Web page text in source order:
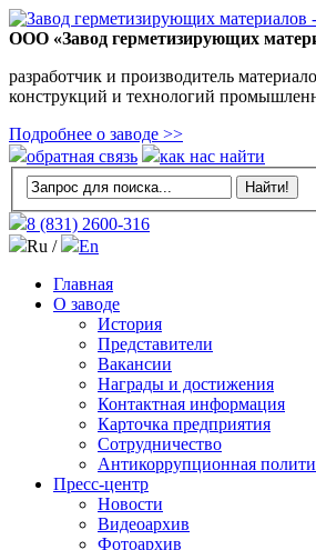
ООО «Завод герметизирующих
разработчик и производитель
конструкций и технологий
Подробнее о заводе >>
обратная связь
как нас найти
8 (831) 2600-316
Ru /
En
Главная
О заводе
История
Представители
Вакансии
Награды и достижения
Контактная информация
Карточка предприятия
Сотрудничество
Антикоррупционная
Пресс-центр
Новости
Видеоархив
Фотоархив